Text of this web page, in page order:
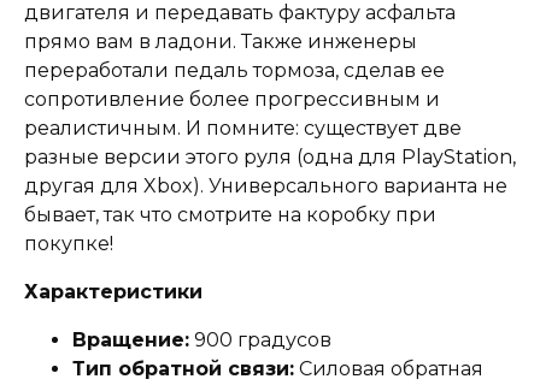
двигателя и передавать фактуру асфальта
прямо вам в ладони. Также инженеры
переработали педаль тормоза, сделав ее
сопротивление более прогрессивным и
реалистичным. И помните: существует две
разные версии этого руля (одна для PlayStation,
другая для Xbox). Универсального варианта не
бывает, так что смотрите на коробку при
покупке!
Характеристики
Вращение: 900 градусов
Тип обратной связи: Силовая обратная